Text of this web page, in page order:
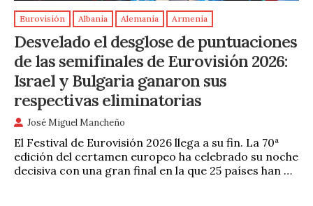
Eurovisión Albania Alemania Armenia
Desvelado el desglose de puntuaciones
de las semifinales de Eurovisión 2026:
Israel y Bulgaria ganaron sus
respectivas eliminatorias
José Miguel Mancheño
El Festival de Eurovisión 2026 llega a su fin. La 70ª
edición del certamen europeo ha celebrado su noche
decisiva con una gran final en la que 25 países han …